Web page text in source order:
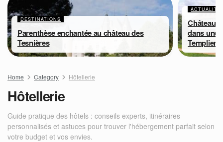
DESTINATIONS
Parenthèse enchantée au château des
Tesnières
Château
dans une
Templiers
Home Category Hôtellerie
Hôtellerie
Guide pratique des hôtels : conseils experts, itinéraires
personnalisés et astuces pour trouver l'hébergement parfait selon
votre budget et vos envies.